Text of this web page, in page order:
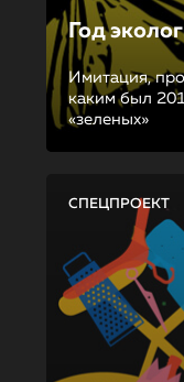
Год
Имитация,
каким был
«зеленых»
СПЕЦПРОЕКТ